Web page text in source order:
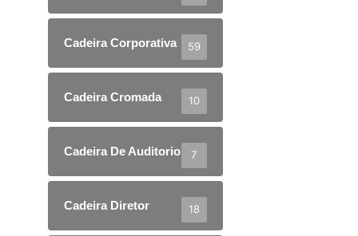
Cadeira Corporativa 59
Cadeira Cromada 10
Cadeira De Auditorio 7
Cadeira Diretor 18